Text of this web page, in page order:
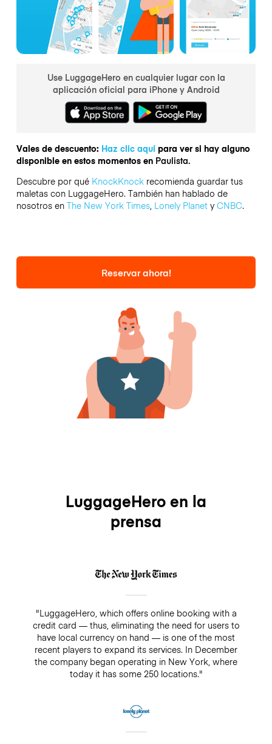
Use LuggageHero en cualquier lugar con la
aplicación oficial para iPhone y Android
Vales de descuento: Haz clic aquípara ver si hay alguno
disponible en estos momentos en Paulista.
Descubre por qué KnockKnockrecomienda guardar tus
maletas con LuggageHero. También han hablado de
nosotros en The New York Times, Lonely Planety CNBC.
Reservar ahora!
LuggageHero en la
prensa
"LuggageHero, which offers online booking with a
credit card — thus, eliminating the need for users to
have local currency on hand — is one of the most
recent players to expand its services. In December
the company began operating in New York, where
today it has some 250 locations."